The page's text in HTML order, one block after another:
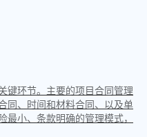
键环节。主要的项目合同管理
同、时间和材料合同、以及单
最小、条款明确的管理模式，